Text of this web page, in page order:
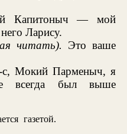
Капитоныч — мой
Ларису.
читать). Это ваше
с, Мокий Парменыч, я
всегда был выше
газетой.